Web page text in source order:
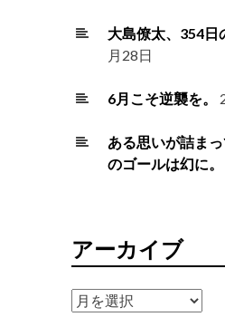
大島僚太、354日
月28日
6月こそ逆襲を。
ある思いが詰ま
のゴールは幻に。
アーカイブ
ア